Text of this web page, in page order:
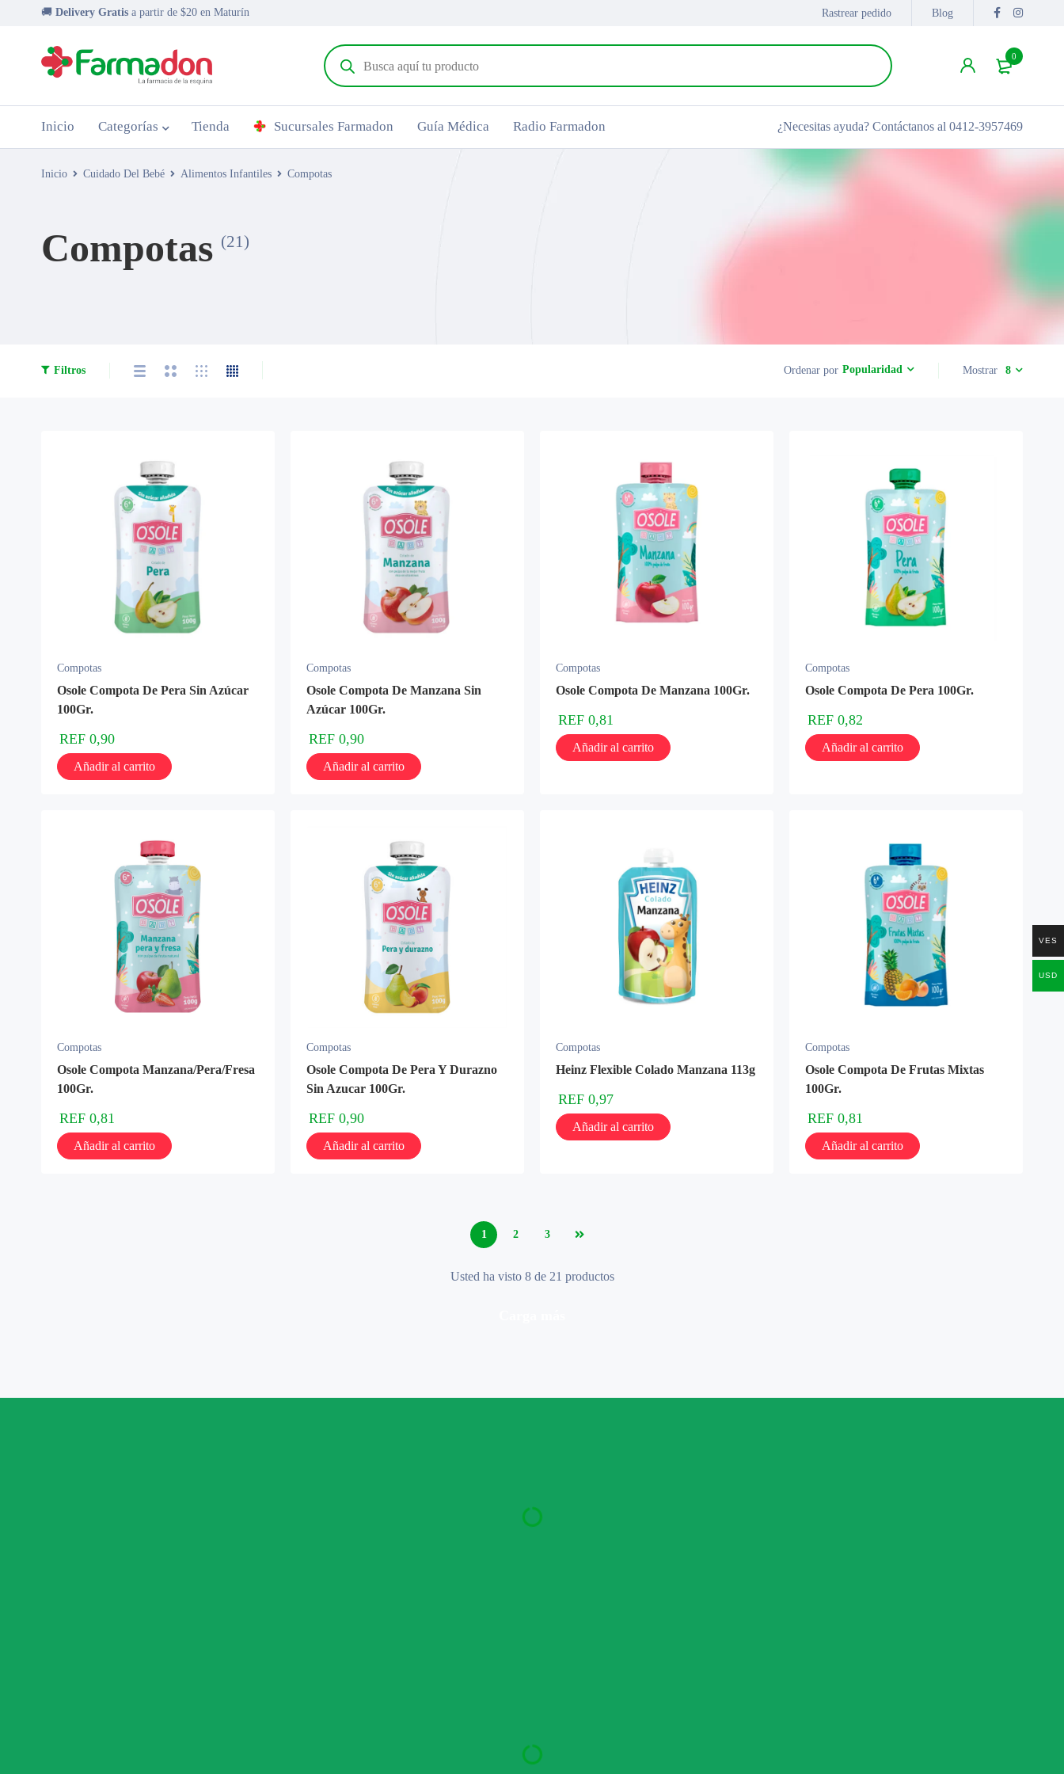
🚚 Delivery Gratis a partir de $20 en Maturín Rastrear pedido Blog
0
Inicio Categorías Tienda Sucursales Farmadon Guía Médica Radio Farmadon ¿Necesitas ayuda? Contáctanos al 0412-3957469
Inicio Cuidado Del Bebé Alimentos Infantiles Compotas
Compotas (21)
Filtros Ordenar por Popularidad Mostrar 8
Compotas
Osole Compota De Pera Sin Azúcar
100Gr.
REF 0,90
Añadir al carrito
Compotas
Osole Compota De Manzana Sin
Azúcar 100Gr.
REF 0,90
Añadir al carrito
Compotas
Osole Compota De Manzana 100Gr.
REF 0,81
Añadir al carrito
Compotas
Osole Compota De Pera 100Gr.
REF 0,82
Añadir al carrito
Compotas
Osole Compota Manzana/Pera/Fresa
100Gr.
REF 0,81
Añadir al carrito
Compotas
Osole Compota De Pera Y Durazno
Sin Azucar 100Gr.
REF 0,90
Añadir al carrito
Compotas
Heinz Flexible Colado Manzana 113g
REF 0,97
Añadir al carrito
Compotas
Osole Compota De Frutas Mixtas
100Gr.
REF 0,81
Añadir al carrito
1 2 3
Usted ha visto 8 de 21 productos
VES
USD